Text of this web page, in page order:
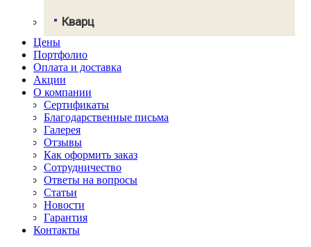
NeoMarm
Хай-макс
Старон
Ханекс
Акрилика
Кориан
Монтелли
Тристоун
Кварц
СмартКварц
Цезарьстоун
Викостон
Технистон
Камбрия
Плазастон
Цены
Портфолио
Оплата и доставка
Акции
О компании
Сертификаты
Благодарственные письма
Галерея
Отзывы
Как оформить заказ
Сотрудничество
Ответы на вопросы
Статьи
Новости
Гарантия
Контакты